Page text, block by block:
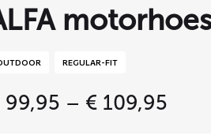
REGULAR-FIT
99,95 – € 109,95